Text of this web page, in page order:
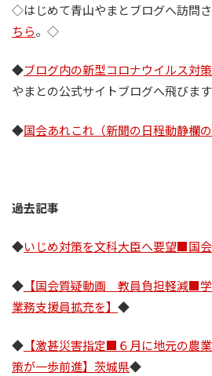
◇はじめて青山やまとブログへ訪問
ちら。◇
◆ブログ内の新型コロナウイルス対
やまとの公式サイトブログへ飛びます
◆国会あれこれ（新聞の日程動静欄の
過去記事
◆いじめ対策を文科大臣へ要望■国
◆ 【国会質疑動画 教員負担軽減■
業務支援員拡充を】 ◆
◆ 【激甚災害指定■６月に地元の農
策が一歩前進】茨城県◆